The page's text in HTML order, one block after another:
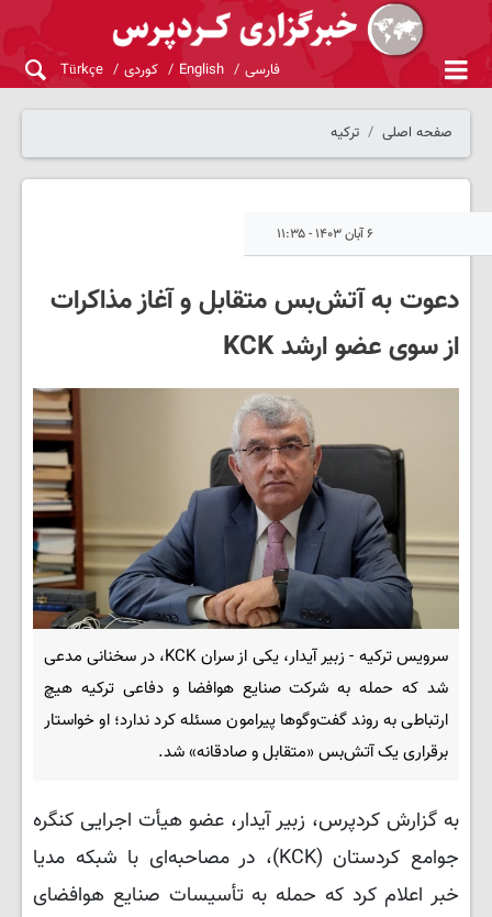
فارسی English کوردی Türkçe
صفحه اصلی ترکیه
۶ آبان ۱۴۰۳ - ۱۱:۳۵
دعوت به آتش‌بس متقابل و آغاز مذاکرات
از سوی عضو ارشد KCK
سرویس ترکیه - زبیر آیدار، یکی از سران KCK، در سخنانی مدعی
شد که حمله به شرکت صنایع هوافضا و دفاعی ترکیه هیچ
ارتباطی به روند گفت‌وگوها پیرامون مسئله کرد ندارد؛ او خواستار
برقراری یک آتش‌بس «متقابل و صادقانه» شد.
به گزارش کردپرس، زبیر آیدار، عضو هیأت اجرایی کنگره
جوامع کردستان (KCK)، در مصاحبه‌ای با شبکه مدیا
خبر اعلام کرد که حمله به تأسیسات صنایع هوافضای